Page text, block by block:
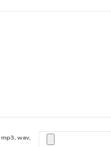
mp3, wav,